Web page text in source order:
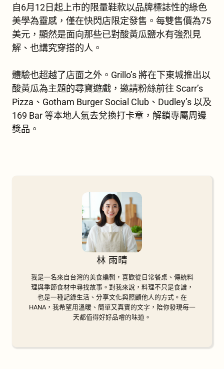
自6月12日起上市的限量鞋款以品牌標誌性的綠色
美學為靈感，僅在快閃店限定發售。每雙售價為75
美元，顯然是面向那些已對酸黃瓜鹽水有強烈見
解、也講究穿搭的人。
體驗也超越了店面之外。Grillo’s 將在下東城推出以
酸黃瓜為主題的尋寶遊戲，邀請粉絲前往 Scarr’s
Pizza、Gotham Burger Social Club、Dudley’s 以及
169 Bar 等本地人氣去兌換打卡章，解鎖專屬周邊
獎品。
林 雨晴
我是一名來自台灣的美食編輯，喜歡從日常餐桌、傳統料
理與季節食材中尋找故事。對我來說，料理不只是食譜，
也是一種記錄生活、分享文化與照顧他人的方式。在
HANA，我希望用溫暖、簡單又真實的文字，陪你發現每一
天都值得好好品嚐的味道。